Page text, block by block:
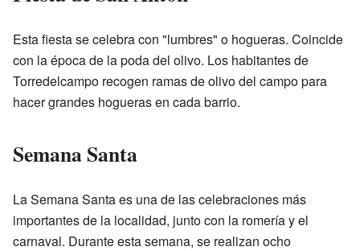
Esta fiesta se celebra con "lumbres" o hogueras. Coincide
con la época de la poda del olivo. Los habitantes de
Torredelcampo recogen ramas de olivo del campo para
hacer grandes hogueras en cada barrio.
Semana Santa
La Semana Santa es una de las celebraciones más
importantes de la localidad, junto con la romería y el
carnaval. Durante esta semana, se realizan ocho